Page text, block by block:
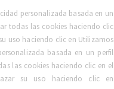
personalizada basada en un
todas las cookies haciendo clic
uso haciendo clic en Utilizamos
basada en un perfil
las cookies haciendo clic en el
su uso haciendo clic en